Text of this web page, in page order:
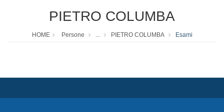
PIETRO COLUMBA
HOME Persone ... PIETRO COLUMBA Esami